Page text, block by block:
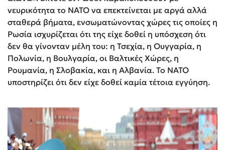
νευρικότητα τo NATO να επεκτείνεται με αργά αλλά
σταθερά βήματα, ενσωματώνοντας χώρες τις οποίες η
Ρωσία ισχυρίζεται ότι της είχε δοθεί η υπόσχεση ότι
δεν θα γίνονταν μέλη του: η Τσεχία, η Ουγγαρία, η
Πολωνία, η Βουλγαρία, οι Βαλτικές Χώρες, η
Ρουμανία, η Σλοβακία, και η Αλβανία. Το ΝΑΤΟ
υποστηρίζει ότι δεν είχε δοθεί καμία τέτοια εγγύηση.